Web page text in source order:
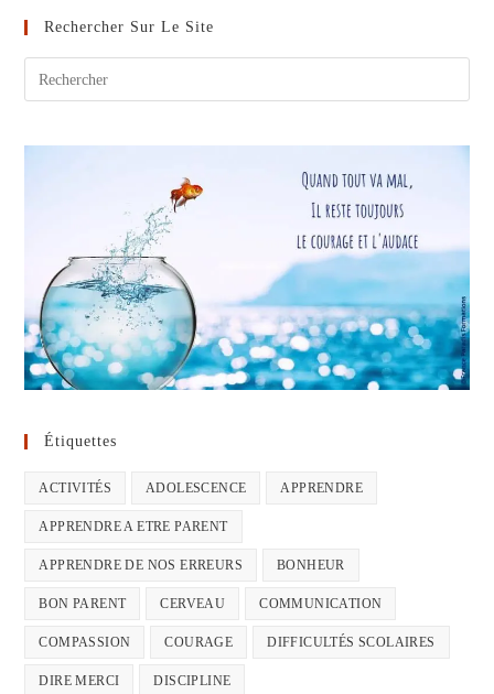
Rechercher Sur Le Site
Étiquettes
ACTIVITÉS ADOLESCENCE APPRENDRE
APPRENDRE A ETRE PARENT
APPRENDRE DE NOS ERREURS BONHEUR
BON PARENT CERVEAU COMMUNICATION
COMPASSION COURAGE DIFFICULTÉS SCOLAIRES
DIRE MERCI DISCIPLINE